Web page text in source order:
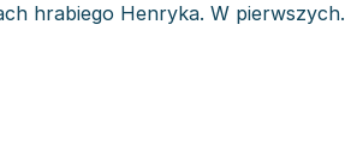
hrabiego Henryka. W pierwszych